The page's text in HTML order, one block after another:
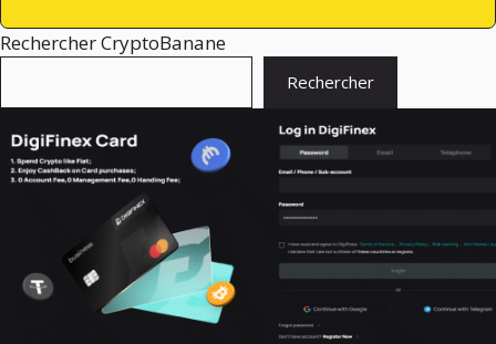
Rechercher CryptoBanane
Rechercher